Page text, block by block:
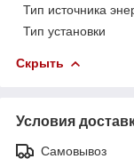
Тип источника
Тип установки
Скрыть
Условия
Самовывоз